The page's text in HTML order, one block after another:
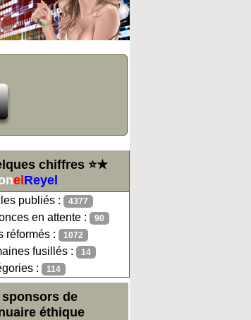
chiffres ⭐★
el Reyel
publiés : 4377
en attente : 90
réformés : 1072
fusillés : 14
: 114
sponsors de
éthique